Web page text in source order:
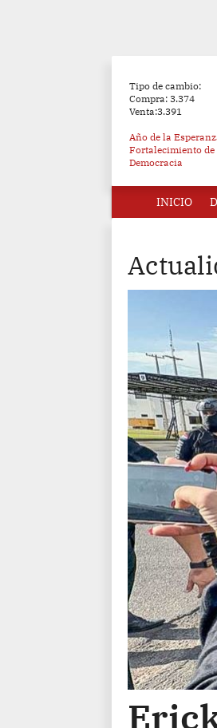
Tipo de cambio:
Compra: 3.374
Venta:3.391
Año de la
Fortalecimiento de
Democracia
INICIO